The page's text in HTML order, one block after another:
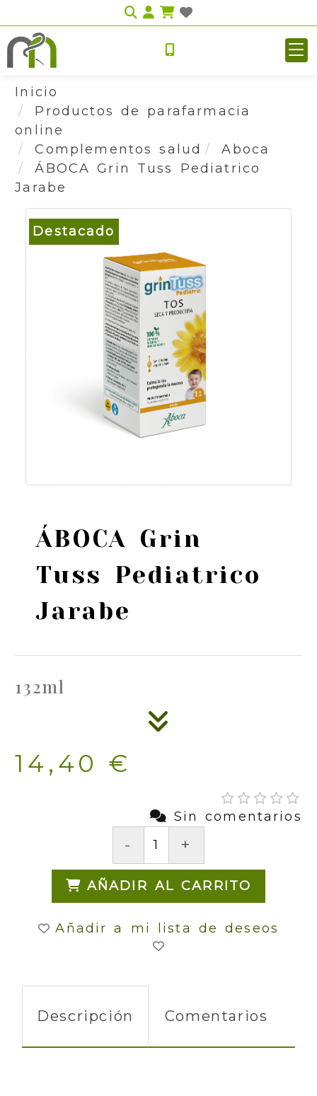
Identifícate
Inicio
Productos de parafarmacia
online
Complementos salud
Aboca
ÁBOCA Grin Tuss Pediatrico
Jarabe
Destacado
ÁBOCA Grin
Tuss Pediatrico
Jarabe
132ml
14,40 €
Sin comentarios
- +
AÑADIR AL CARRITO
Añadir a mi lista de deseos
Descripción Comentarios